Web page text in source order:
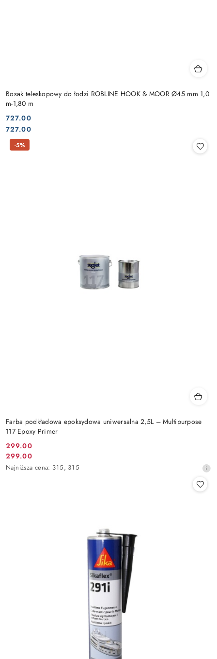
Bosak teleskopowy do łodzi ROBLINE HOOK & MOOR Ø45 mm 1,0
m-1,80 m
Cena:
727.00
Cena:
727.00
Farba podkładowa epoksydowa uniwersalna 2,5L – Multipurpose
117 Epoxy Primer
Cena
promocyjna:
299.00
Cena
promocyjna:
299.00
Najniższa
Najniższa cena: 315, 315
-5%